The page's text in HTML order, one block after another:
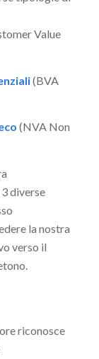
Value
(BVA
(NVA Non
diverse
la nostra
verso il
riconosce